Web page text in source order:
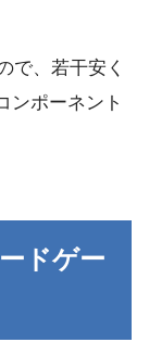
で、若干安く
ンポーネント
ドゲー